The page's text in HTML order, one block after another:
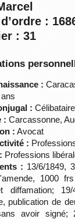
:
: 31
:
: Célibataire
: Carcassonne,
: Avocat
:
Professions
: 13/6/1849,
1000
diffamation;
publication de
avoir signé;